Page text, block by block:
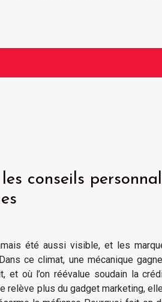
conseils
été aussi visible, et les
ce climat, une mécanique
où l’on réévalue soudain la
plus du gadget marketing,